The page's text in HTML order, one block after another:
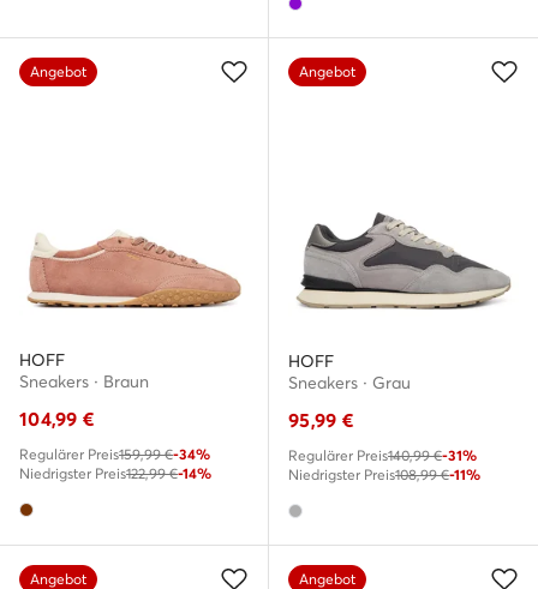
Angebot
HOFF
Sneakers · Braun
104,99 €
Regulärer Preis159,99 €-34%
Niedrigster Preis122,99 €-14%
Angebot
HOFF
Sneakers · Grau
95,99 €
Regulärer Preis140,99 €-31%
Niedrigster Preis108,99 €-11%
Angebot Angebot